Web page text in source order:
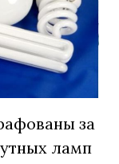
за
ламп